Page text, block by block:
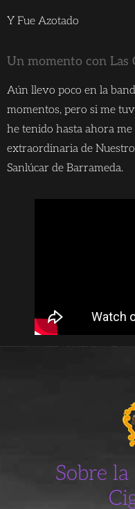
Y Fue Azotado
Un momento con Las
Aún llevo poco en la
momentos, pero si me
he tenido hasta ahora
extraordinaria de
Sanlúcar de Barrameda.
Sobre la